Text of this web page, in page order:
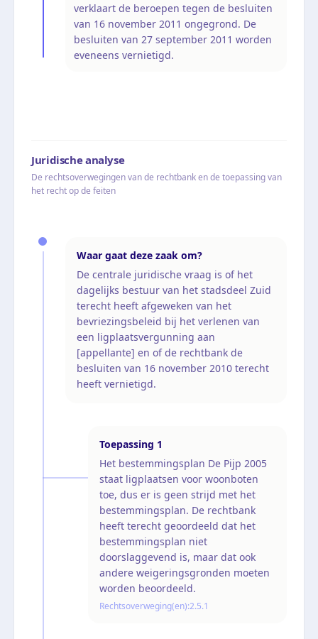
verklaart de beroepen tegen de besluiten
van 16 november 2011 ongegrond. De
besluiten van 27 september 2011 worden
eveneens vernietigd.
Juridische analyse
De rechtsoverwegingen van de rechtbank en de toepassing van
het recht op de feiten
Waar gaat deze zaak om?
De centrale juridische vraag is of het
dagelijks bestuur van het stadsdeel Zuid
terecht heeft afgeweken van het
bevriezingsbeleid bij het verlenen van
een ligplaatsvergunning aan
[appellante] en of de rechtbank de
besluiten van 16 november 2010 terecht
heeft vernietigd.
Toepassing 1
Het bestemmingsplan De Pijp 2005
staat ligplaatsen voor woonboten
toe, dus er is geen strijd met het
bestemmingsplan. De rechtbank
heeft terecht geoordeeld dat het
bestemmingsplan niet
doorslaggevend is, maar dat ook
andere weigeringsgronden moeten
worden beoordeeld.
Rechtsoverweging(en):2.5.1